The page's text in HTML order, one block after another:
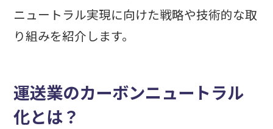
ニュートラル実現に向けた戦略や技術的な取
り組みを紹介します。
運送業のカーボンニュートラル
化とは？